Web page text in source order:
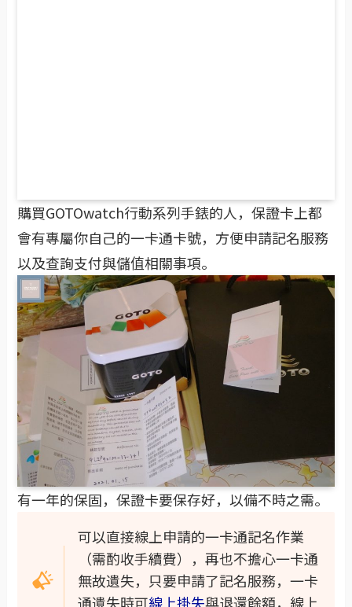
購買GOTOwatch行動系列手錶的人，保證卡上都
會有專屬你自己的一卡通卡號，方便申請記名服務
以及查詢支付與儲值相關事項。
有一年的保固，保證卡要保存好，以備不時之需。
可以直接線上申請的一卡通記名作業
（需酌收手續費），再也不擔心一卡通
無故遺失，只要申請了記名服務，一卡
通遺失時可線上掛失與退還餘額，線上